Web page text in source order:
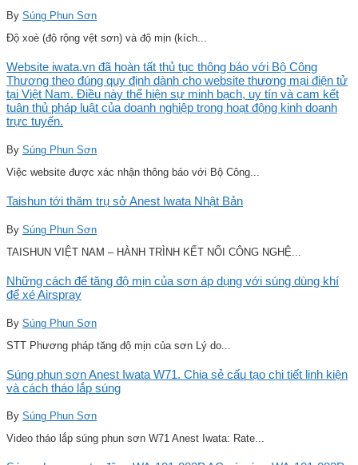
By Súng Phun Sơn
Độ xoè (độ rộng vệt sơn) và độ mịn (kích...
Website iwata.vn đã hoàn tất thủ tục thông báo với Bộ Công
Thương theo đúng quy định dành cho website thương mại điện tử
tại Việt Nam. Điều này thể hiện sự minh bạch, uy tín và cam kết
tuân thủ pháp luật của doanh nghiệp trong hoạt động kinh doanh
trực tuyến.
By Súng Phun Sơn
Việc website được xác nhận thông báo với Bộ Công...
Taishun tới thăm trụ sở Anest Iwata Nhật Bản
By Súng Phun Sơn
TAISHUN VIỆT NAM – HÀNH TRÌNH KẾT NỐI CÔNG NGHỆ...
Những cách để tăng độ mịn của sơn áp dụng với súng dùng khí
để xé Airspray
By Súng Phun Sơn
STT Phương pháp tăng độ mịn của sơn Lý do...
Súng phun sơn Anest Iwata W71. Chia sẻ cấu tạo chi tiết linh kiện
và cách tháo lắp súng
By Súng Phun Sơn
Video tháo lắp súng phun sơn W71 Anest Iwata: Rate...